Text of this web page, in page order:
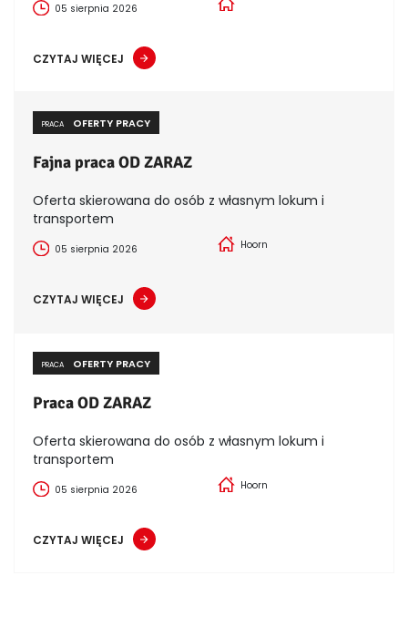
05 sierpnia 2026
CZYTAJ WIĘCEJ
PRACA OFERTY PRACY
Fajna praca OD ZARAZ
Oferta skierowana do osób z własnym lokum i
transportem
05 sierpnia 2026 Hoorn
CZYTAJ WIĘCEJ
PRACA OFERTY PRACY
Praca OD ZARAZ
Oferta skierowana do osób z własnym lokum i
transportem
05 sierpnia 2026 Hoorn
CZYTAJ WIĘCEJ